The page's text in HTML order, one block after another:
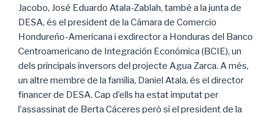
Jacobo, José Eduardo Atala-Zablah, també a la junta de
DESA, és el president de la Cámara de Comercio
Hondureño-Americana i exdirector a Honduras del Banco
Centroamericano de Integración Económica (BCIE), un
dels principals inversors del projecte Agua Zarca. A més,
un altre membre de la família, Daniel Atala, és el director
financer de DESA. Cap d’ells ha estat imputat per
l’assassinat de Berta Cáceres però sí el president de la